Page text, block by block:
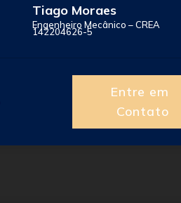
Tiago Moraes
Engenheiro Mecânico – CREA
142204626-5
Entre em
Contato